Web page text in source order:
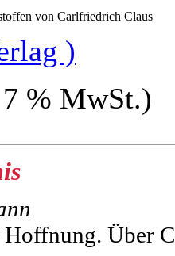
)
% MwSt.)
Über